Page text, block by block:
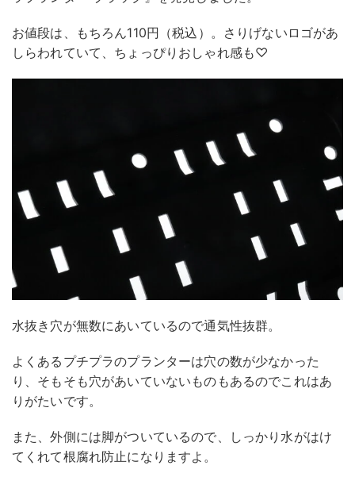
お値段は、もちろん110円（税込）。さりげないロゴがあ
しらわれていて、ちょっぴりおしゃれ感も♡
水抜き穴が無数にあいているので通気性抜群。
よくあるプチプラのプランターは穴の数が少なかった
り、そもそも穴があいていないものもあるのでこれはあ
りがたいです。
また、外側には脚がついているので、しっかり水がはけ
てくれて根腐れ防止になりますよ。